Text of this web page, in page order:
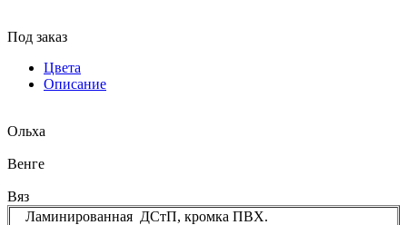
Под заказ
Цвета
Описание
Ольха
Венге
Вяз
Ламинированная ДСтП, кромка ПВХ.